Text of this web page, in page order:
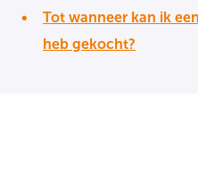
Tot wanneer kan ik
heb gekocht?